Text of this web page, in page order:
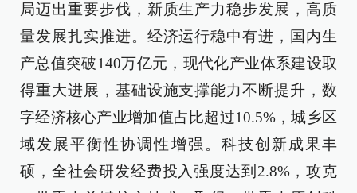
局迈出重要步伐，新质生产力稳步发展，高质
量发展扎实推进。经济运行稳中有进，国内生
产总值突破140万亿元，现代化产业体系建设取
得重大进展，基础设施支撑能力不断提升，数
字经济核心产业增加值占比超过10.5%，城乡区
域发展平衡性协调性增强。科技创新成果丰
硕，全社会研发经费投入强度达到2.8%，攻克